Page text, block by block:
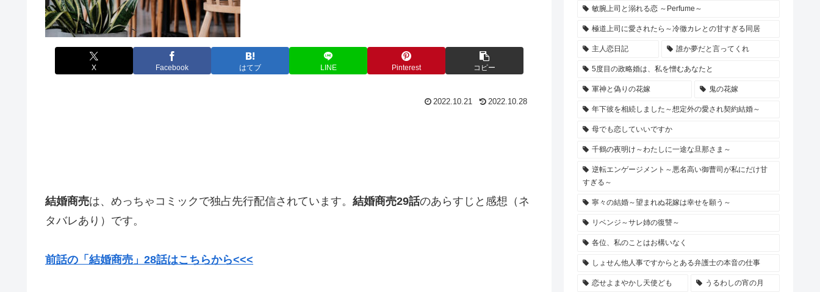
X Facebook はてブ LINE Pinterest コピー
2022.10.21 2022.10.28
結婚商売は、めっちゃコミックで独占先行配信されています。 結婚商売29話のあらすじと感想（ネ
タバレあり）です。
前話の「結婚商売」28話はこちらから<<<
敏腕上司と溺れる恋 ～Perfume～
極道上司に愛されたら～冷徹カレとの甘すぎる同居
主人恋日記 誰か夢だと言ってくれ
5度目の政略婚は、私を憎むあなたと
軍神と偽りの花嫁 鬼の花嫁
年下彼を相続しました～想定外の愛され契約結婚～
母でも恋していいですか
千鶴の夜明け～わたしに一途な旦那さま～
逆転エンゲージメント～悪名高い御曹司が私にだけ甘
すぎる～
寧々の結婚～望まれぬ花嫁は幸せを願う～
リベンジ～サレ姉の復讐～
各位、私のことはお構いなく
しょせん他人事ですからとある弁護士の本音の仕事
恋せよまやかし天使ども うるわしの宵の月